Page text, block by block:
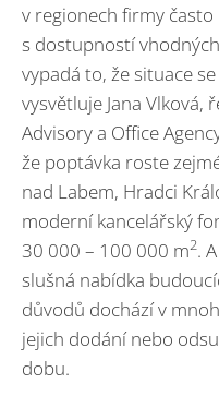
v regionech firmy
s dostupností
vypadá to, že situace
vysvětluje Jana Vlková,
Advisory a Office
že poptávka roste
nad Labem, Hradci
moderní kancelářský
30 000 – 100 000 m2.
slušná nabídka
důvodů dochází v
jejich dodání nebo
dobu.